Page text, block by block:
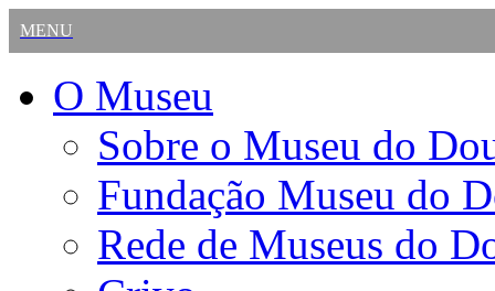
MENU
O Museu
Sobre o Museu do
Fundação Museu do
Rede de Museus do